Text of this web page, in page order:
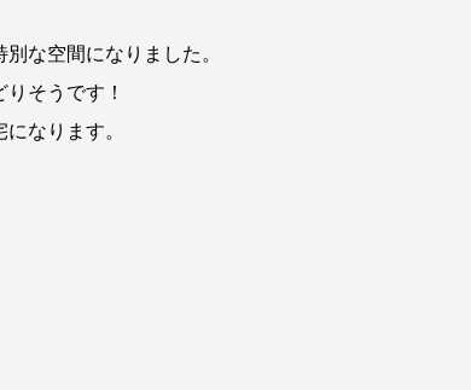
な空間になりました。
そうです！
なります。